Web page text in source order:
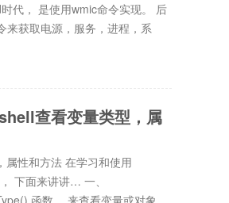
代， 是使用wmic命令实现。 后
来获取电源，服务，进程，系
查看变量类型，属
性和方法 在学习和使用
下面来讲讲… 一、
函数， 来查看变量或对象